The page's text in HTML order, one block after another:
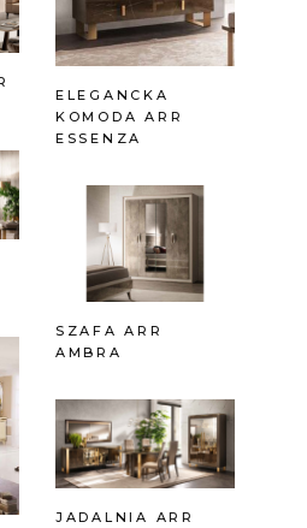
ELEGANCKA
KOMODA ARR
ESSENZA
SZAFA ARR
AMBRA
JADALNIA ARR